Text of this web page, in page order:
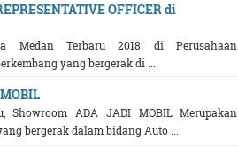
OFFICER di
Medan Terbaru 2018 di Perusahaan
yang bergerak di ...
Showroom ADA JADI MOBIL Merupakan
bergerak dalam bidang Auto ...